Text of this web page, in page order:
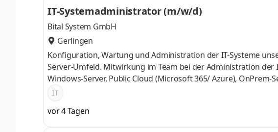
IT-Systemadministrator (m/w/d)
Bital System GmbH
Gerlingen
Konfiguration, Wartung und Administration der IT-Systeme
Server-Umfeld. Mitwirkung im Team bei der Administration
Windows-Server, Public Cloud (Microsoft 365/ Azure),
und Optimierung der Netzwerk- und Firewall-Strukturen (Fokus
Administration und Betreuung moderner IP-Telefonie-Systeme.
IT
vor 4 Tagen